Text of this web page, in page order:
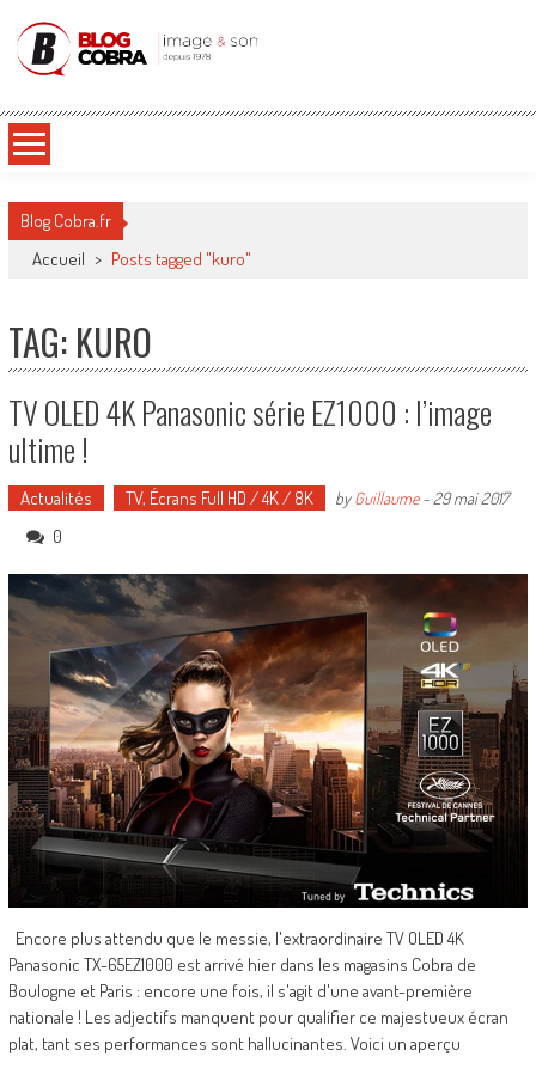
Blog Cobra
Blog Cobra.fr
Accueil > Posts tagged "kuro"
TAG: KURO
TV OLED 4K Panasonic série EZ1000 : l’image
ultime !
Actualités TV, Écrans Full HD / 4K / 8K byGuillaume- 29 mai 2017
0
Encore plus attendu que le messie, l'extraordinaire TV OLED 4K
Panasonic TX-65EZ1000 est arrivé hier dans les magasins Cobra de
Boulogne et Paris : encore une fois, il s'agit d'une avant-première
nationale ! Les adjectifs manquent pour qualifier ce majestueux écran
plat, tant ses performances sont hallucinantes. Voici un aperçu